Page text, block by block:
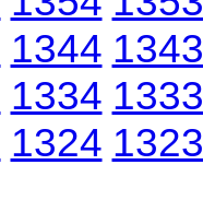
1344 1343
1334 1333
1324 1323